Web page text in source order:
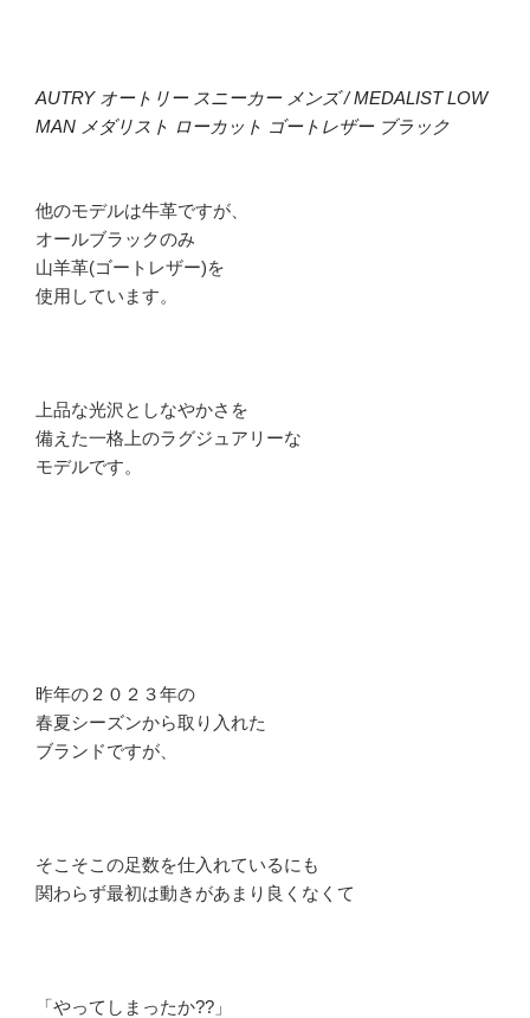
AUTRY オートリー スニーカー メンズ / MEDALIST LOW
MAN メダリスト ローカット ゴートレザー ブラック
他のモデルは牛革ですが、
オールブラックのみ
山羊革(ゴートレザー)を
使用しています。
上品な光沢としなやかさを
備えた一格上のラグジュアリーな
モデルです。
昨年の２０２３年の
春夏シーズンから取り入れた
ブランドですが、
そこそこの足数を仕入れているにも
関わらず最初は動きがあまり良くなくて
「やってしまったか??」